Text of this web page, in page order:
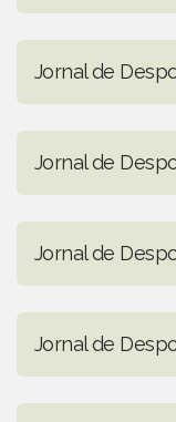
Jornal de
Jornal de
Jornal de
Jornal de